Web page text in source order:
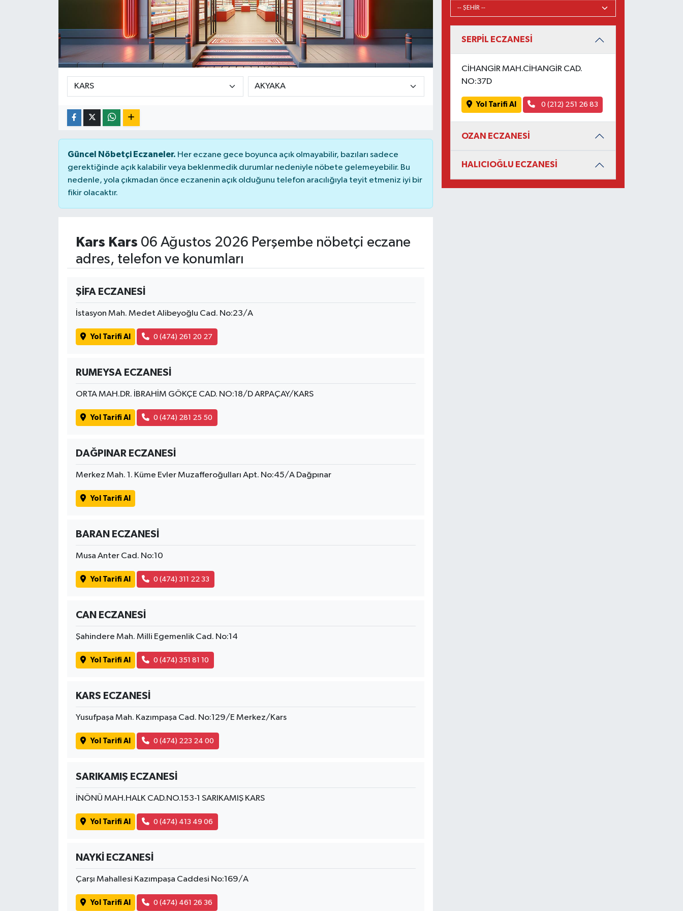
Güncel Nöbetçi Eczaneler. Her eczane gece boyunca açık olmayabilir, bazıları sadece
gerektiğinde açık kalabilir veya beklenmedik durumlar nedeniyle nöbete gelemeyebilir. Bu
nedenle, yola çıkmadan önce eczanenin açık olduğunu telefon aracılığıyla teyit etmeniz iyi bir
fikir olacaktır.
Kars Kars 06 Ağustos 2026 Perşembe nöbetçi eczane
adres, telefon ve konumları
ŞİFA ECZANESİ
İstasyon Mah. Medet Alibeyoğlu Cad. No:23/A
Yol Tarifi Al 0 (474) 261 20 27
RUMEYSA ECZANESİ
ORTA MAH.DR. İBRAHİM GÖKÇE CAD. NO:18/D ARPAÇAY/KARS
Yol Tarifi Al 0 (474) 281 25 50
DAĞPINAR ECZANESİ
Merkez Mah. 1. Küme Evler Muzafferoğulları Apt. No:45/A Dağpınar
Yol Tarifi Al
BARAN ECZANESİ
Musa Anter Cad. No:10
Yol Tarifi Al 0 (474) 311 22 33
CAN ECZANESİ
Şahindere Mah. Milli Egemenlik Cad. No:14
Yol Tarifi Al 0 (474) 351 81 10
KARS ECZANESİ
Yusufpaşa Mah. Kazımpaşa Cad. No:129/E Merkez/Kars
Yol Tarifi Al 0 (474) 223 24 00
SARIKAMIŞ ECZANESİ
İNÖNÜ MAH.HALK CAD.NO.153-1 SARIKAMIŞ KARS
Yol Tarifi Al 0 (474) 413 49 06
NAYKİ ECZANESİ
Çarşı Mahallesi Kazımpaşa Caddesi No:169/A
Yol Tarifi Al 0 (474) 461 26 36
SERPİL ECZANESİ
CİHANGİR MAH.CİHANGİR CAD.
NO:37D
Yol Tarifi Al 0 (212) 251 26 83
OZAN ECZANESİ
HALICIOĞLU ECZANESİ